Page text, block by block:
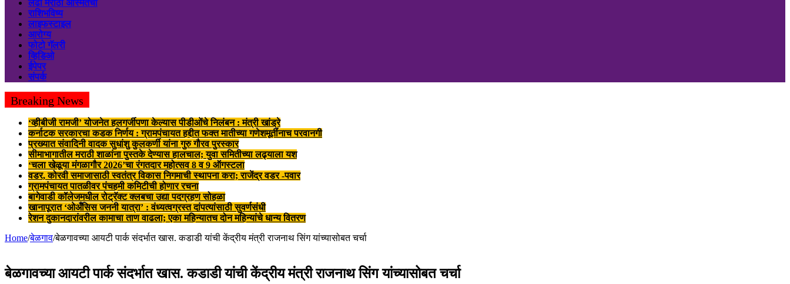
लढा मराठी अस्मितेचा
राशिभविष्य
लाइफस्टाइल
आरोग्य
फोटो गॅलरी
व्हिडिओ
ईपेपर
संपर्क
Breaking News
‘व्हीबीजी रामजी’ योजनेत हलगर्जीपणा केल्यास पीडीओंचे निलंबन : मंत्री खांड्रे
कर्नाटक सरकारचा कडक निर्णय : ग्रामपंचायत हद्दीत फक्त मातीच्या गणेशमूर्तींनाच परवानगी
प्रख्यात संवादिनी वादक सुधांशु कुलकर्णी यांना गुरु गौरव पुरस्कार
सीमाभागातील मराठी शाळांना पुस्तके देण्यास हालचाल; युवा समितीच्या लढ्याला यश
‘चला खेळूया मंगळागौर 2026’चा रंगतदार महोत्सव 8 व 9 ऑगस्टला
वडर, कोरवी समाजासाठी स्वतंत्र विकास निगमाची स्थापना करा; राजेंद्र वडर -पवार
ग्रामपंचायत पातळीवर पंचहमी कमिटीची होणार रचना
बागेवाडी कॉलेजमधील रोट्रॅक्ट क्लबचा उद्या पदग्रहण सोहळा
खानापूरात ‘ओअँसिस जननी यात्रा’ : वंध्यत्वग्रस्त दांपत्यांसाठी सुवर्णसंधी
रेशन दुकानदारांवरील कामाचा ताण वाढला; एका महिन्यातच दोन महिन्यांचे धान्य वितरण
Home/बेळगाव/बेळगावच्या आयटी पार्क संदर्भात खास. कडाडी यांची केंद्रीय मंत्री राजनाथ सिंग यांच्यासोबत चर्चा
बेळगावच्या आयटी पार्क संदर्भात खास. कडाडी यांची केंद्रीय मंत्री राजनाथ सिंग यांच्यासोबत चर्चा